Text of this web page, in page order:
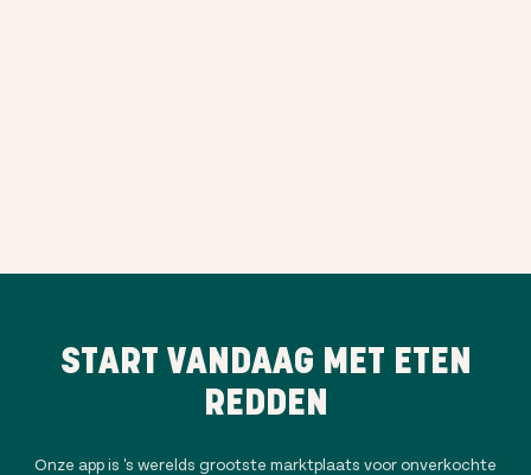
START VANDAAG MET ETEN
REDDEN
Onze app is 's werelds grootste marktplaats voor onverkochte